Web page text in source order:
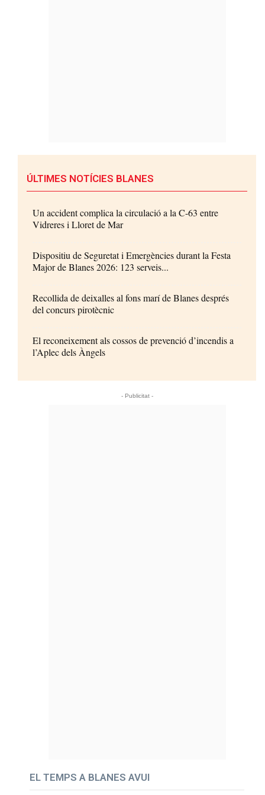
ÚLTIMES NOTÍCIES BLANES
Un accident complica la circulació a la C-63 entre
Vidreres i Lloret de Mar
Dispositiu de Seguretat i Emergències durant la Festa
Major de Blanes 2026: 123 serveis...
Recollida de deixalles al fons marí de Blanes després
del concurs pirotècnic
El reconeixement als cossos de prevenció d’incendis a
l’Aplec dels Àngels
- Publicitat -
EL TEMPS A BLANES AVUI